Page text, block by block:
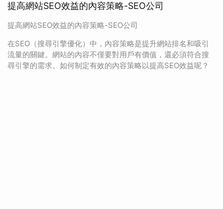
提高網站SEO效益的內容策略-SEO公司
提高網站SEO效益的內容策略-SEO公司
在SEO（搜尋引擎優化）中，內容策略是提升網站排名和吸引
流量的關鍵。網站的內容不僅要對用戶有價值，還必須符合搜
尋引擎的需求。如何制定有效的內容策略以提高SEO效益呢？